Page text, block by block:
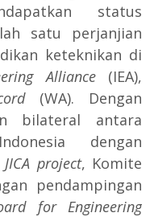
status
satu perjanjian
keteknikan di
Alliance (IEA),
(WA). Dengan
bilateral antara
dengan
JICA project, Komite
pendampingan
for Engineering